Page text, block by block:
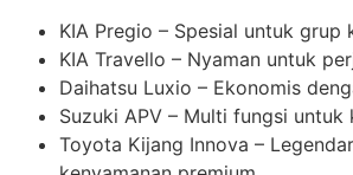
KIA Pregio – Spesial untuk grup
KIA Travello – Nyaman untuk
Daihatsu Luxio – Ekonomis
Suzuki APV – Multi fungsi untuk
Toyota Kijang Innova –